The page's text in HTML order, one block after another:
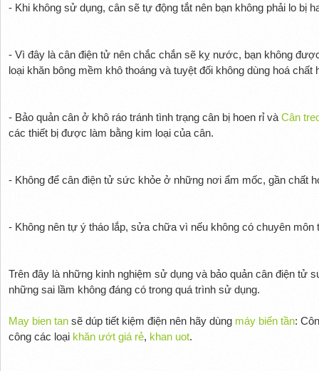
- Khi không sử dụng, cân sẽ tự động tắt nên bạn không phải lo bị
- Vì đây là cân điện tử nên chắc chắn sẽ kỵ nước, bạn không
loại khăn bông mềm khô thoáng và tuyệt đối không dùng hoá chất
- Bảo quản cân ở khô ráo tránh tình trạng cân bị hoen rỉ và Cân
các thiết bị được làm bằng kim loại của cân.
- Không để cân điện tử sức khỏe ở những nơi ẩm mốc, gần chất
- Không nên tự ý tháo lắp, sửa chữa vì nếu không có chuyên
Trên đây là những kinh nghiệm sử dụng và bảo quản cân điện tử
những sai lầm không đáng có trong quá trình sử dụng.
May bien tansẽ dúp tiết kiệm điện nên hãy dùng máy biến tần:
công các loại khăn ướt giá rẻ, khan uot.